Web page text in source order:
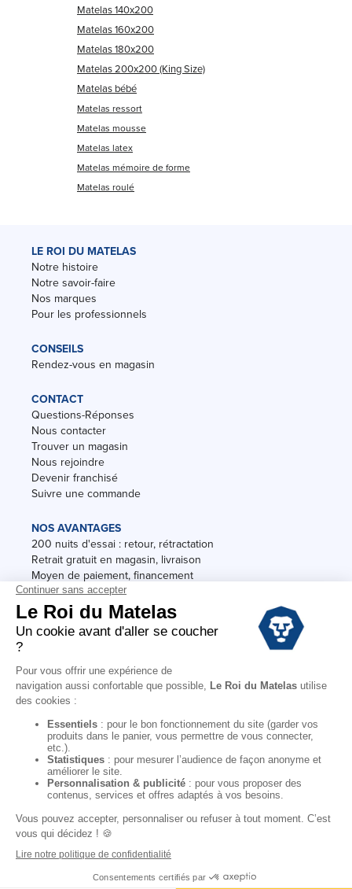
Matelas 140x200
Matelas 160x200
Matelas 180x200
Matelas 200x200 (King Size)
Matelas bébé
Matelas ressort
Matelas mousse
Matelas latex
Matelas mémoire de forme
Matelas roulé
LE ROI DU MATELAS
Notre histoire
Notre savoir-faire
Nos marques
Pour les professionnels
CONSEILS
Rendez-vous en magasin
CONTACT
Questions-Réponses
Nous contacter
Trouver un magasin
Nous rejoindre
Devenir franchisé
Suivre une commande
NOS AVANTAGES
200 nuits d'essai : retour, rétractation
Retrait gratuit en magasin, livraison
Moyen de paiement, financement
Garantie
Destockage
Soldes
Conditions Générales de vente magasin
Conditions Générales de vente internet
Mentions Légales
Données personnelles
Codes promo Le Roi du Matelas